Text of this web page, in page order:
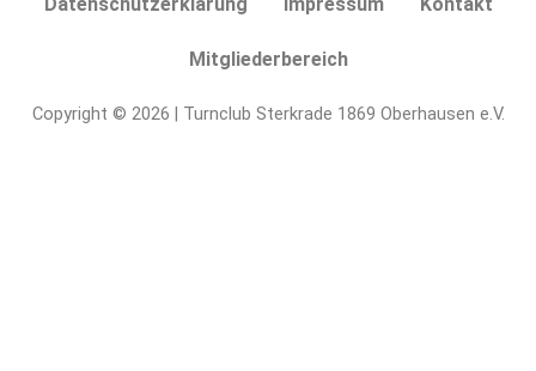
die
verantwortliche
Stelle
erhoben,
Copyright © 2026 | Turnclub Sterkrade 1869 Oberhausen e.V.
Mitgliederbereich